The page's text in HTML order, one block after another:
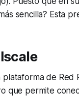
sencilla? Esta
plataforma de Red
que permite